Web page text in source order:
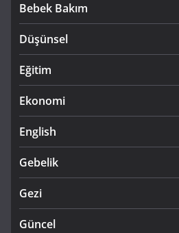
Bebek Bakım
Düşünsel
Eğitim
Ekonomi
English
Gebelik
Gezi
Güncel